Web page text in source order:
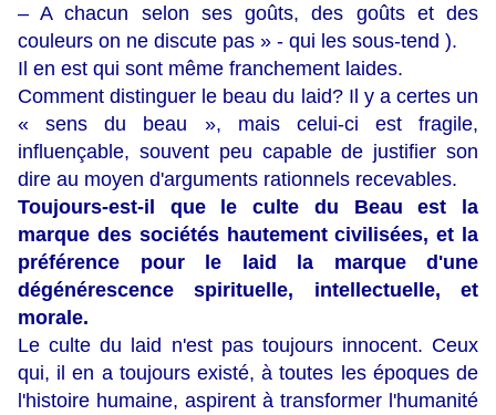
– A chacun selon ses goûts, des goûts et des
couleurs on ne discute pas » - qui les sous-tend ).
Il en est qui sont même franchement laides.
Comment distinguer le beau du laid? Il y a certes un
« sens du beau », mais celui-ci est fragile,
influençable, souvent peu capable de justifier son
dire au moyen d'arguments rationnels recevables.
Toujours-est-il que le culte du Beau est la
marque des sociétés hautement civilisées, et la
préférence pour le laid la marque d'une
dégénérescence spirituelle, intellectuelle, et
morale.
Le culte du laid n'est pas toujours innocent. Ceux
qui, il en a toujours existé, à toutes les époques de
l'histoire humaine, aspirent à transformer l'humanité